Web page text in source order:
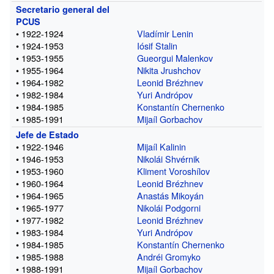
Secretario general del
PCUS
• 1922-1924
• 1924-1953
• 1953-1955
• 1955-1964
• 1964-1982
• 1982-1984
• 1984-1985
• 1985-1991
Vladímir Lenin
Iósif Stalin
Gueorgui Malenkov
Nikita Jrushchov
Leonid Brézhnev
Yuri Andrópov
Konstantín Chernenko
Mijaíl Gorbachov
Jefe de Estado
• 1922-1946
• 1946-1953
• 1953-1960
• 1960-1964
• 1964-1965
• 1965-1977
• 1977-1982
• 1983-1984
• 1984-1985
• 1985-1988
• 1988-1991
Mijaíl Kalinin
Nikolái Shvérnik
Kliment Voroshílov
Leonid Brézhnev
Anastás Mikoyán
Nikolái Podgorni
Leonid Brézhnev
Yuri Andrópov
Konstantín Chernenko
Andréi Gromyko
Mijaíl Gorbachov